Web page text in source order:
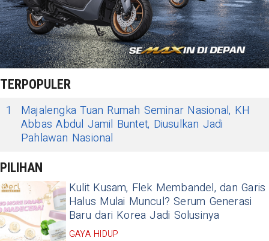
TERPOPULER
1
Majalengka Tuan Rumah Seminar Nasional, KH
Abbas Abdul Jamil Buntet, Diusulkan Jadi
Pahlawan Nasional
PILIHAN
Kulit Kusam, Flek Membandel, dan Garis
Halus Mulai Muncul? Serum Generasi
Baru dari Korea Jadi Solusinya
GAYA HIDUP